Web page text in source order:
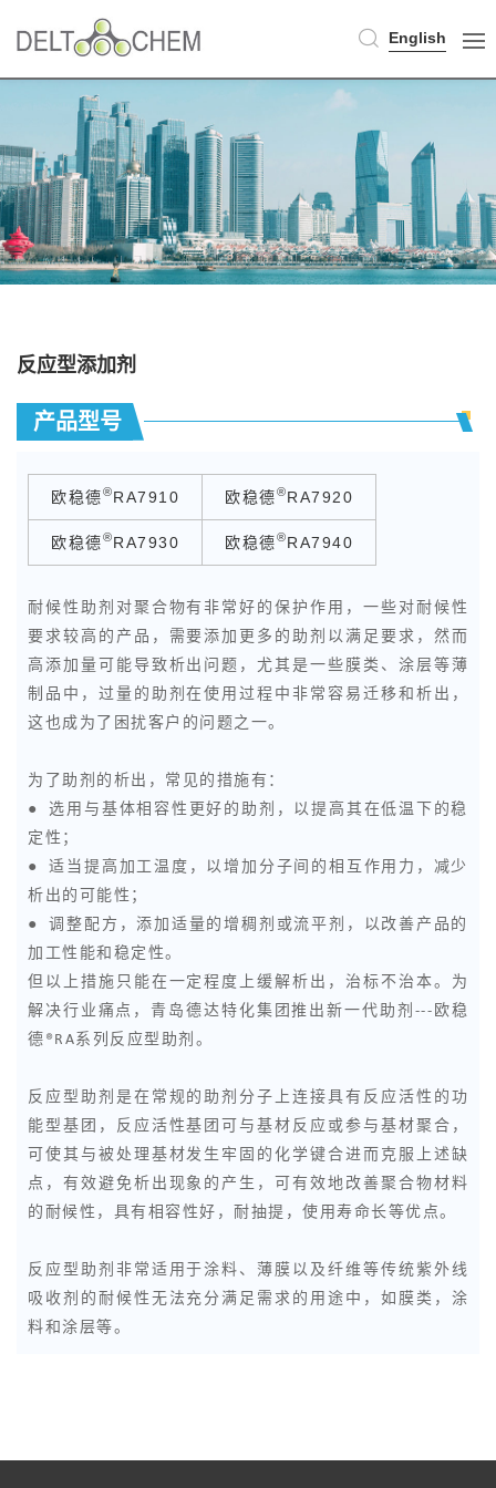
English
反应型添加剂
产品型号
欧稳德®RA7910 欧稳德®RA7920
欧稳德®RA7930 欧稳德®RA7940
耐候性助剂对聚合物有非常好的保护作用，一些对耐候性
要求较高的产品，需要添加更多的助剂以满足要求，然而
高添加量可能导致析出问题，尤其是一些膜类、涂层等薄
制品中，过量的助剂在使用过程中非常容易迁移和析出，
这也成为了困扰客户的问题之一。
为了助剂的析出，常见的措施有：
● 选用与基体相容性更好的助剂，以提高其在低温下的稳
定性；
● 适当提高加工温度，以增加分子间的相互作用力，减少
析出的可能性；
● 调整配方，添加适量的增稠剂或流平剂，以改善产品的
加工性能和稳定性。
但以上措施只能在一定程度上缓解析出，治标不治本。为
解决行业痛点，青岛德达特化集团推出新一代助剂---欧稳
德®RA系列反应型助剂。
反应型助剂是在常规的助剂分子上连接具有反应活性的功
能型基团，反应活性基团可与基材反应或参与基材聚合，
可使其与被处理基材发生牢固的化学键合进而克服上述缺
点，有效避免析出现象的产生，可有效地改善聚合物材料
的耐候性，具有相容性好，耐抽提，使用寿命长等优点。
反应型助剂非常适用于涂料、薄膜以及纤维等传统紫外线
吸收剂的耐候性无法充分满足需求的用途中，如膜类，涂
料和涂层等。